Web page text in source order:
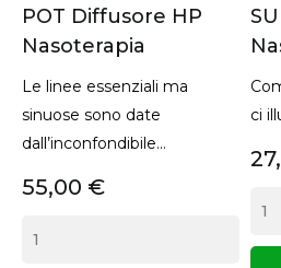
SUN Diffusore HP
Nasoterapia
Come il sole che ci riscalda e
ci illumina, Sun è studiato...